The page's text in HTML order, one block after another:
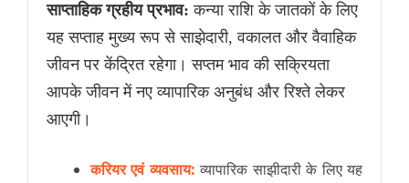
साप्ताहिक ग्रहीय प्रभाव: कन्या राशि के जातकों के लिए
यह सप्ताह मुख्य रूप से साझेदारी, वकालत और वैवाहिक
जीवन पर केंद्रित रहेगा। सप्तम भाव की सक्रियता
आपके जीवन में नए व्यापारिक अनुबंध और रिश्ते लेकर
आएगी।
करियर एवं व्यवसाय: व्यापारिक साझीदारी के लिए यह